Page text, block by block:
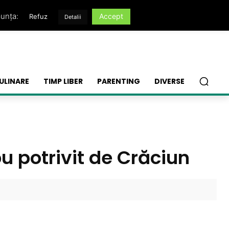
TIMP LIBER PARENTING DIVERSE
potrivit de Crăciun
Refuz Detalii Accept